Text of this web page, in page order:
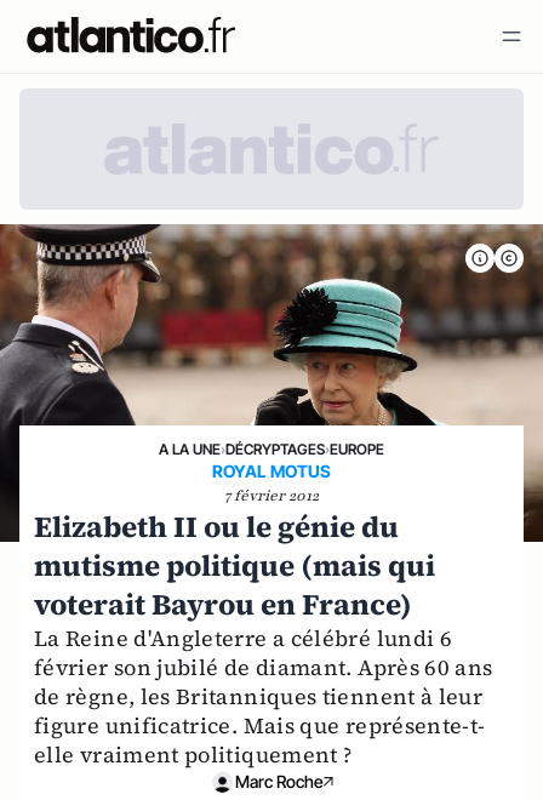
A LA UNE›DÉCRYPTAGES›EUROPE
ROYAL MOTUS
7 février 2012
Elizabeth II ou le génie du
mutisme politique (mais qui
voterait Bayrou en France)
La Reine d'Angleterre a célébré lundi 6
février son jubilé de diamant. Après 60 ans
de règne, les Britanniques tiennent à leur
figure unificatrice. Mais que représente-t-
elle vraiment politiquement ?
Marc Roche